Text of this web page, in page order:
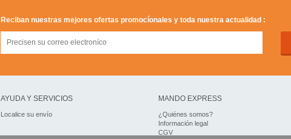
Reciban nuestras mejores ofertas promocíonales y toda nuestra actualidad :
AYUDA Y SERVICIOS
Localice su envío
MANDO EXPRESS
¿Quiénes somos?
Información legal
CGV